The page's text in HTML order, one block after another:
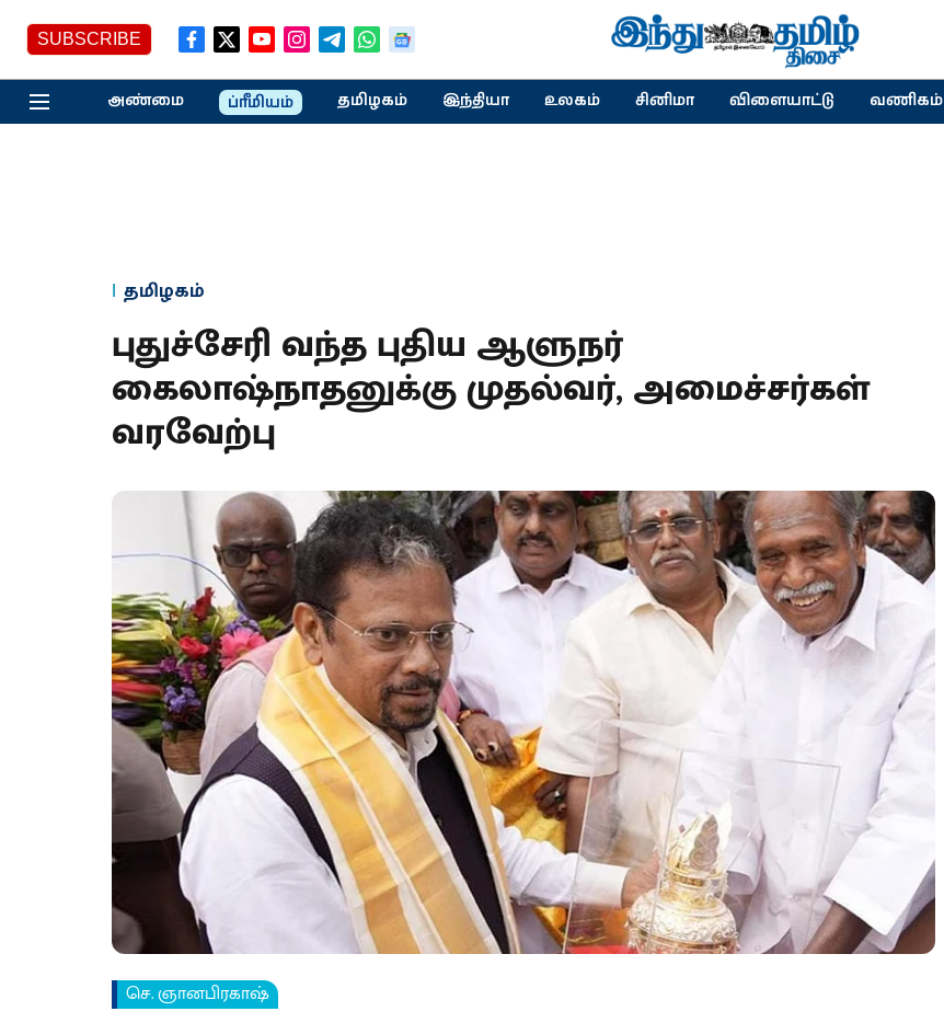
SUBSCRIBE
அண்மை ப்ரீமியம் தமிழகம் இந்தியா உலகம் சினிமா விளையாட்டு வணிகம்
தமிழகம்
புதுச்சேரி வந்த புதிய ஆளுநர்
கைலாஷ்நாதனுக்கு முதல்வர், அமைச்சர்கள்
வரவேற்பு
செ. ஞானபிரகாஷ்